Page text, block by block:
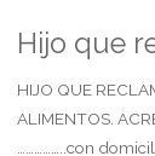
Hijo que
HIJO QUE
ALIMENTOS.
……………..con